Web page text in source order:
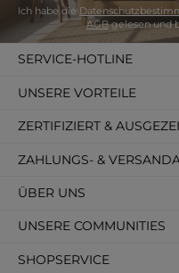
Ich habe die
AGBgelesen und
SERVICE-HOTLINE
SHOPSERVICE
ZAHLUNGS- &
ÜBER UNS
ZERTIFIZIERT &
UNSERE VORTEILE
UNSERE COMMUNITIES